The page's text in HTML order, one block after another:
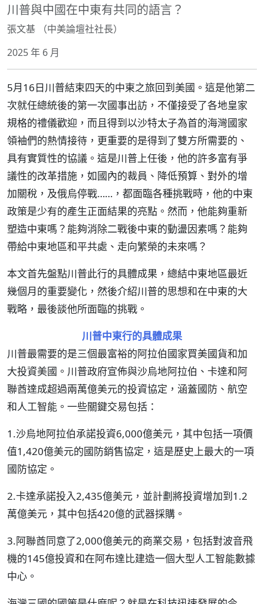
川普與中國在中東有共同的語言？
張文基 （中美論壇社社長）
2025 年 6 月
5月16日川普結束四天的中東之旅回到美國。這是他第二
次就任總統後的第一次國事出訪，不僅接受了各地皇家
規格的禮儀歡迎，而且得到以沙特太子為首的海灣國家
領袖們的熱情接待，更重要的是得到了雙方所需要的、
具有實質性的協議。這是川普上任後，他的許多富有爭
議性的改革措施，如國內的裁員、降低預算、對外的增
加關稅，及俄烏停戰……，都面臨各種挑戰時，他的中東
政策是少有的產生正面結果的亮點。然而，他能夠重新
塑造中東嗎？能夠消除二戰後中東的動盪因素嗎？能夠
帶給中東地區和平共處、走向繁榮的未來嗎？
本文首先盤點川普此行的具體成果，總結中東地區最近
幾個月的重要變化，然後介紹川普的思想和在中東的大
戰略，最後談他所面臨的挑戰。
川普中東行的具體成果
川普最需要的是三個最富裕的阿拉伯國家買美國貨和加
大投資美國。川普政府宣佈與沙烏地阿拉伯、卡達和阿
聯酋達成超過兩萬億美元的投資協定，涵蓋國防、航空
和人工智能。一些關鍵交易包括：
1.沙烏地阿拉伯承諾投資6,000億美元，其中包括一項價
值1,420億美元的國防銷售協定，這是歷史上最大的一項
國防協定。
2.卡達承諾投入2,435億美元，並計劃將投資增加到1.2
萬億美元，其中包括420億的武器採購。
3.阿聯酋同意了2,000億美元的商業交易，包括對波音飛
機的145億投資和在阿布達比建造一個大型人工智能數據
中心。